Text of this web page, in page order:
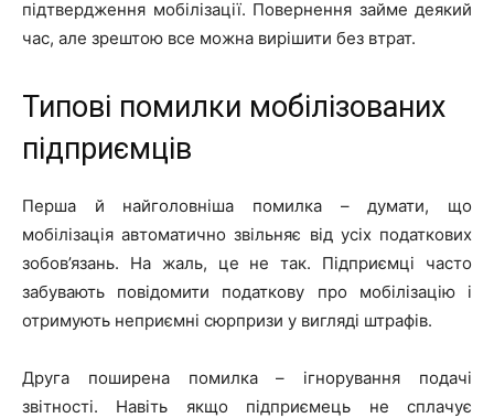
підтвердження мобілізації. Повернення займе деякий
час, але зрештою все можна вирішити без втрат.
Типові помилки мобілізованих
підприємців
Перша й найголовніша помилка – думати, що
мобілізація автоматично звільняє від усіх податкових
зобов’язань. На жаль, це не так. Підприємці часто
забувають повідомити податкову про мобілізацію і
отримують неприємні сюрпризи у вигляді штрафів.
Друга поширена помилка – ігнорування подачі
звітності. Навіть якщо підприємець не сплачує